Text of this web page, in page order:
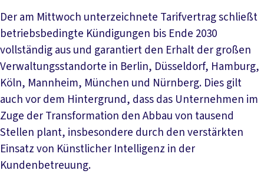
Der am Mittwoch unterzeichnete Tarifvertrag schließt
betriebsbedingte Kündigungen bis Ende 2030
vollständig aus und garantiert den Erhalt der großen
Verwaltungsstandorte in Berlin, Düsseldorf, Hamburg,
Köln, Mannheim, München und Nürnberg. Dies gilt
auch vor dem Hintergrund, dass das Unternehmen im
Zuge der Transformation den Abbau von tausend
Stellen plant, insbesondere durch den verstärkten
Einsatz von Künstlicher Intelligenz in der
Kundenbetreuung.